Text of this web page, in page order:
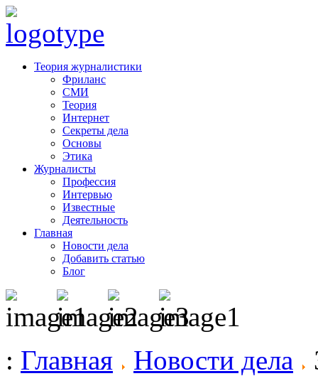
Теория журналистики
Фриланс
СМИ
Теория
Интернет
Секреты дела
Основы
Этика
Журналисты
Профессия
Интервью
Известные
Деятельность
Главная
Новости дела
Добавить статью
Блог
: Главная Новости дела